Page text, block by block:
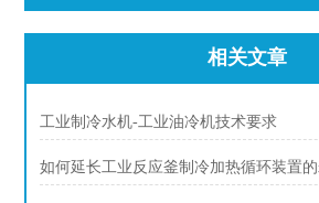
相关文章
工业制冷水机-工业油冷机技术要求
如何延长工业反应釜制冷加热循环装置